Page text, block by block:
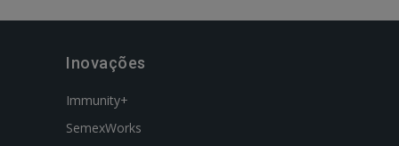
Inovações
Immunity+
SemexWorks